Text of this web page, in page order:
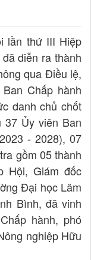
lần thứ III Hiệp
diễn ra thành
qua Điều lệ,
Chấp hành
danh chủ chốt
Ủy viên Ban
- 2028), 07
gồm 05 thành
Hội, Giám đốc
Đại học Lâm
Bình, đã vinh
hành, phó
nghiệp Hữu